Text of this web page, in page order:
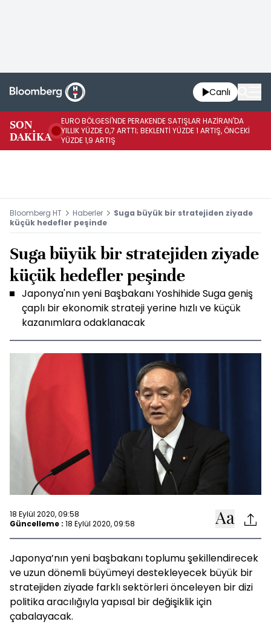
Canlı
SON
DAKİKA
EURO BÖLGESİ'NDE PERAKENDE SATIŞLAR HAZİRAN'DA
YILLIK YÜZDE 0,7 ARTTI; BEKLENTİ YÜZDE 1 ARTIŞ, ÖNCEKİ
YÜZDE 1,9 ARTIŞ
Bloomberg HT Haberler
Suga büyük bir stratejiden ziyade
küçük hedefler peşinde
Suga büyük bir stratejiden ziyade
küçük hedefler peşinde
Japonya'nın yeni Başbakanı Yoshihide Suga geniş
çaplı bir ekonomik strateji yerine hızlı ve küçük
kazanımlara odaklanacak
18 Eylül 2020, 09:58
Güncelleme : 18 Eylül 2020, 09:58
Japonya’nın yeni başbakanı toplumu şekillendirecek
ve uzun dönemli büyümeyi destekleyecek büyük bir
stratejiden ziyade farklı sektörleri önceleyen bir dizi
politika aracılığıyla yapısal bir değişiklik için
çabalayacak.